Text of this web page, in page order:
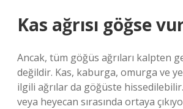
Kas ağrısı göğse
Ancak, tüm göğüs ağrıları kalpten
değildir. Kas, kaburga, omurga ve
ilgili ağrılar da göğüste
veya heyecan sırasında ortaya